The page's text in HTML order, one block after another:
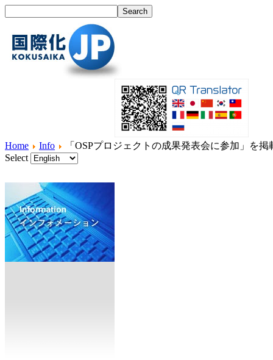
Home Info
「OSPプロジェクトの成果発表会に参加」を掲
Select